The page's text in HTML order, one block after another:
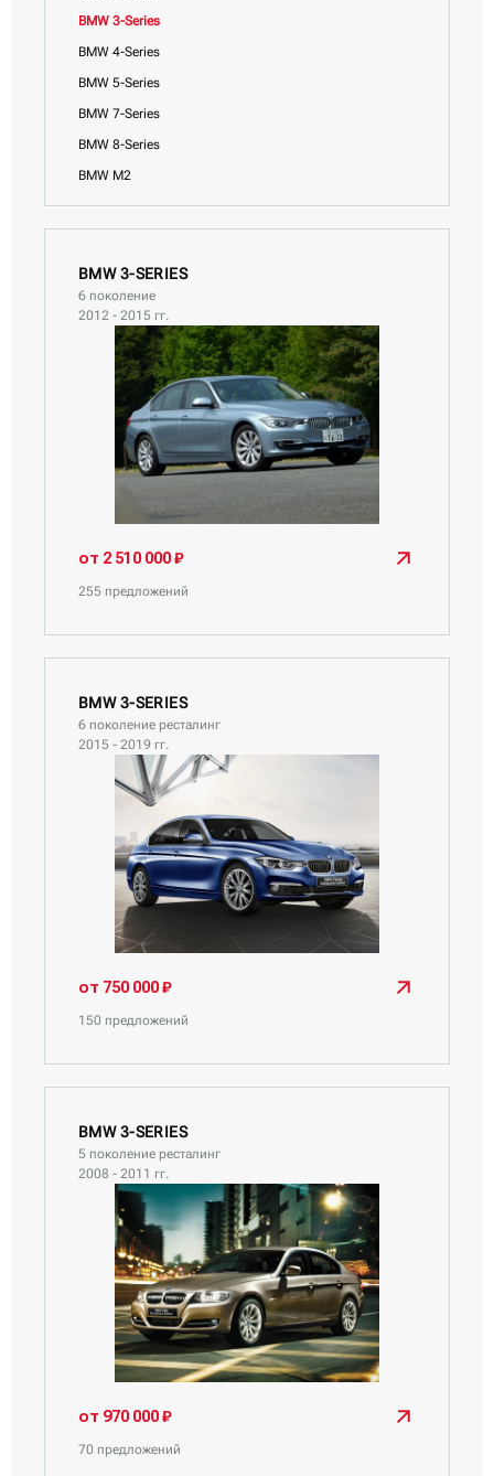
BMW 3-Series
BMW 4-Series
BMW 5-Series
BMW 7-Series
BMW 8-Series
BMW M2
BMW X1
BMW X3
BMW X4
BMW X5
BMW X6
BMW X7
BMW Z4
BMW 3-SERIES
6 поколение
2012 - 2015 гг.
от 2 510 000 ₽
255 предложений
BMW 3-SERIES
6 поколение ресталинг
2015 - 2019 гг.
от 750 000 ₽
150 предложений
BMW 3-SERIES
5 поколение ресталинг
2008 - 2011 гг.
от 970 000 ₽
70 предложений